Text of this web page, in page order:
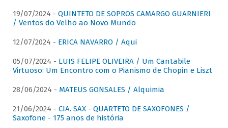
19/07/2024 - QUINTETO DE SOPROS CAMARGO GUARNIERI
/ Ventos do Velho ao Novo Mundo
12/07/2024 - ERICA NAVARRO / Aqui
05/07/2024 - LUIS FELIPE OLIVEIRA / Um Cantabile
Virtuoso: Um Encontro com o Pianismo de Chopin e Liszt
28/06/2024 - MATEUS GONSALES / Alquimia
21/06/2024 - CIA. SAX - QUARTETO DE SAXOFONES /
Saxofone - 175 anos de história